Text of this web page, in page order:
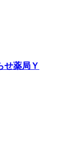
せ薬局Ｙ